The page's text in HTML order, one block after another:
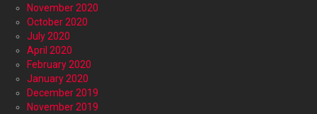
November 2020
October 2020
July 2020
April 2020
February 2020
January 2020
December 2019
November 2019